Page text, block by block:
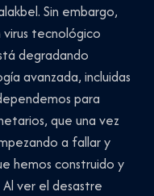
Sin embargo,
virus tecnológico
degradando
avanzada, incluidas
para
que una vez
a fallar y
hemos construido y
ver el desastre